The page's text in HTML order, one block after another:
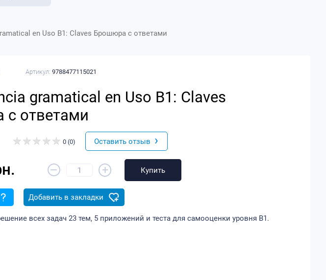
en Uso B1: Claves Брошюра с ответами
Артикул:9788477115021
gramatical en Uso B1: Claves
ответами
0 (0) Оставить отзыв ›
– + Купить
Добавить в закладки
всех задач 23 тем, 5 приложений и теста для самооценки уровня В1.